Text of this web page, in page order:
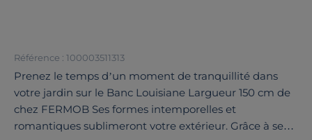
Référence : 100003511313
Prenez le temps d’un moment de tranquillité dans
votre jardin sur le Banc Louisiane Largueur 150 cm de
chez FERMOB Ses formes intemporelles et
romantiques sublimeront votre extérieur. Grâce à ses